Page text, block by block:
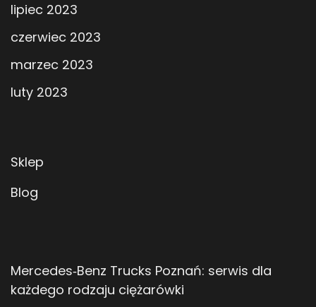
lipiec 2023
czerwiec 2023
marzec 2023
luty 2023
Sklep
Blog
Mercedes‑Benz Trucks Poznań: serwis dla
każdego rodzaju ciężarówki